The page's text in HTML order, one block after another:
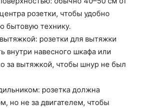
розетки, чтобы удобно
бытовую технику.
розетки для вытяжки
внутри навесного шкафа или
за вытяжкой, чтобы шнур не был
розетка должна
но не за двигателем, чтобы